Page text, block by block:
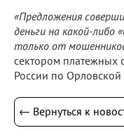
«Предложения
деньги на какой-либо
только от
сектором платежных
России по
← Вернуться к